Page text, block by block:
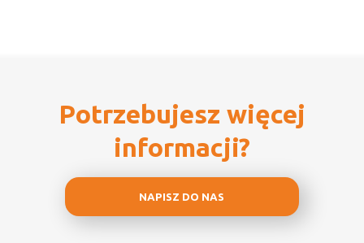
Potrzebujesz więcej
informacji?
NAPISZ DO NAS